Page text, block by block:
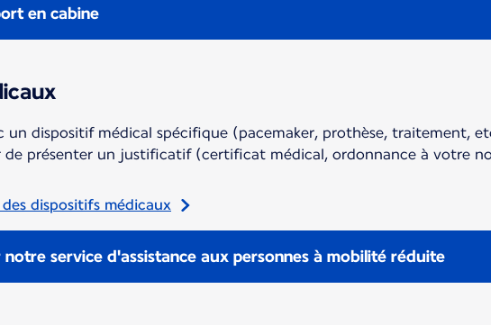
en cabine
un dispositif médical spécifique (pacemaker, prothèse, traitement,
de présenter un justificatif (certificat médical, ordonnance à votre
dispositifs médicaux
notre service d'assistance aux personnes à mobilité réduite